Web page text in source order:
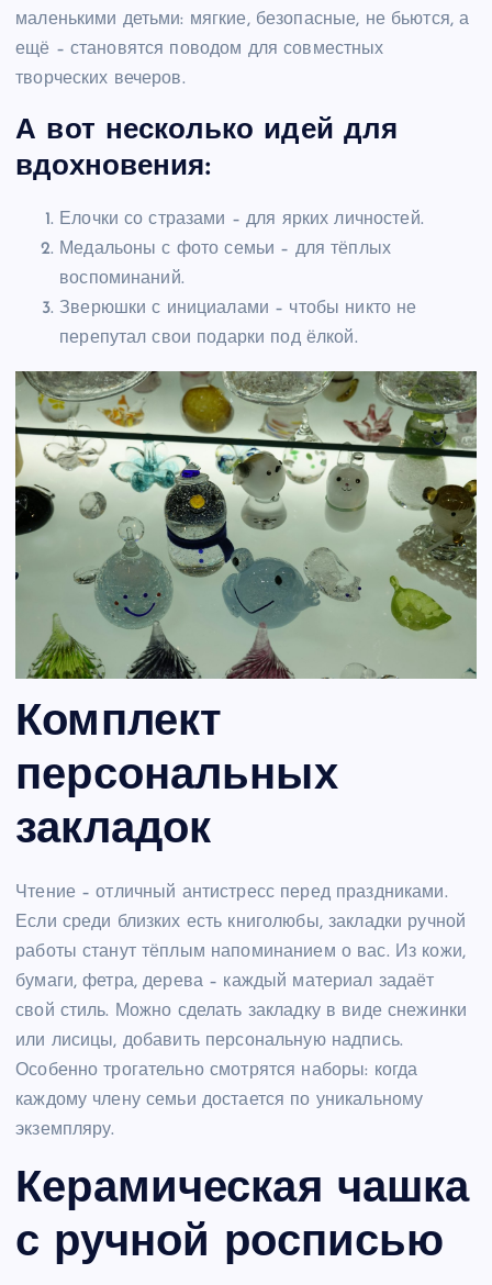
маленькими детьми: мягкие, безопасные, не бьются, а
ещё – становятся поводом для совместных
творческих вечеров.
А вот несколько идей для
вдохновения:
Елочки со стразами – для ярких личностей.
Медальоны с фото семьи – для тёплых
воспоминаний.
Зверюшки с инициалами – чтобы никто не
перепутал свои подарки под ёлкой.
Комплект
персональных
закладок
Чтение – отличный антистресс перед праздниками.
Если среди близких есть книголюбы, закладки ручной
работы станут тёплым напоминанием о вас. Из кожи,
бумаги, фетра, дерева – каждый материал задаёт
свой стиль. Можно сделать закладку в виде снежинки
или лисицы, добавить персональную надпись.
Особенно трогательно смотрятся наборы: когда
каждому члену семьи достается по уникальному
экземпляру.
Керамическая чашка
с ручной росписью